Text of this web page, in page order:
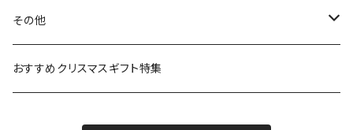
ガラスウェア
カトラリー
ピーターラビット
ポケットモンスター
LAURA ASHLEY(ローラ アシュレイ)
Finlayson(フィンレイソン)
Cecera(セセラ)
CELEC(セレック)
さざなみ
吉祥
その他
リサイクル食器
おすすめクリスマスギフト特集